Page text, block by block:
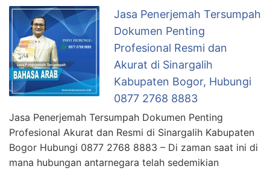
Jasa Penerjemah Tersumpah
Dokumen Penting
Profesional Resmi dan
Akurat di Sinargalih
Kabupaten Bogor, Hubungi
0877 2768 8883
Jasa Penerjemah Tersumpah Dokumen Penting
Profesional Akurat dan Resmi di Sinargalih Kabupaten
Bogor Hubungi 0877 2768 8883 – Di zaman saat ini di
mana hubungan antarnegara telah sedemikian